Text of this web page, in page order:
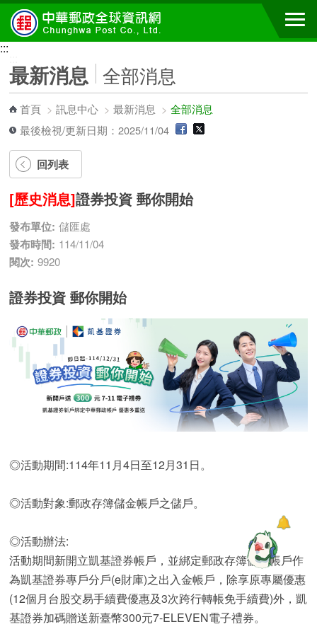
跳到主要內容區塊
:::
最新消息 全部消息
首頁 >訊息中心 >最新消息 >全部消息
最後檢視/更新日期：2025/11/04
回列表
[歷史消息]證券投資 郵你開始
發布單位: 儲匯處
發布時間: 114/11/04
閱次: 9920
證券投資 郵你開始
◎活動期間:114年11月4日至12月31日。
◎活動對象:郵政存簿儲金帳戶之儲戶。
◎活動辦法:
活動期間新開立凱基證券帳戶，並綁定郵政存簿儲金帳戶作
為凱基證券專戶分戶(e財庫)之出入金帳戶，除享原專屬優惠
(12個月台股交易手續費優惠及3次跨行轉帳免手續費)外，凱
基證券加碼贈送新臺幣300元7-ELEVEN電子禮券。